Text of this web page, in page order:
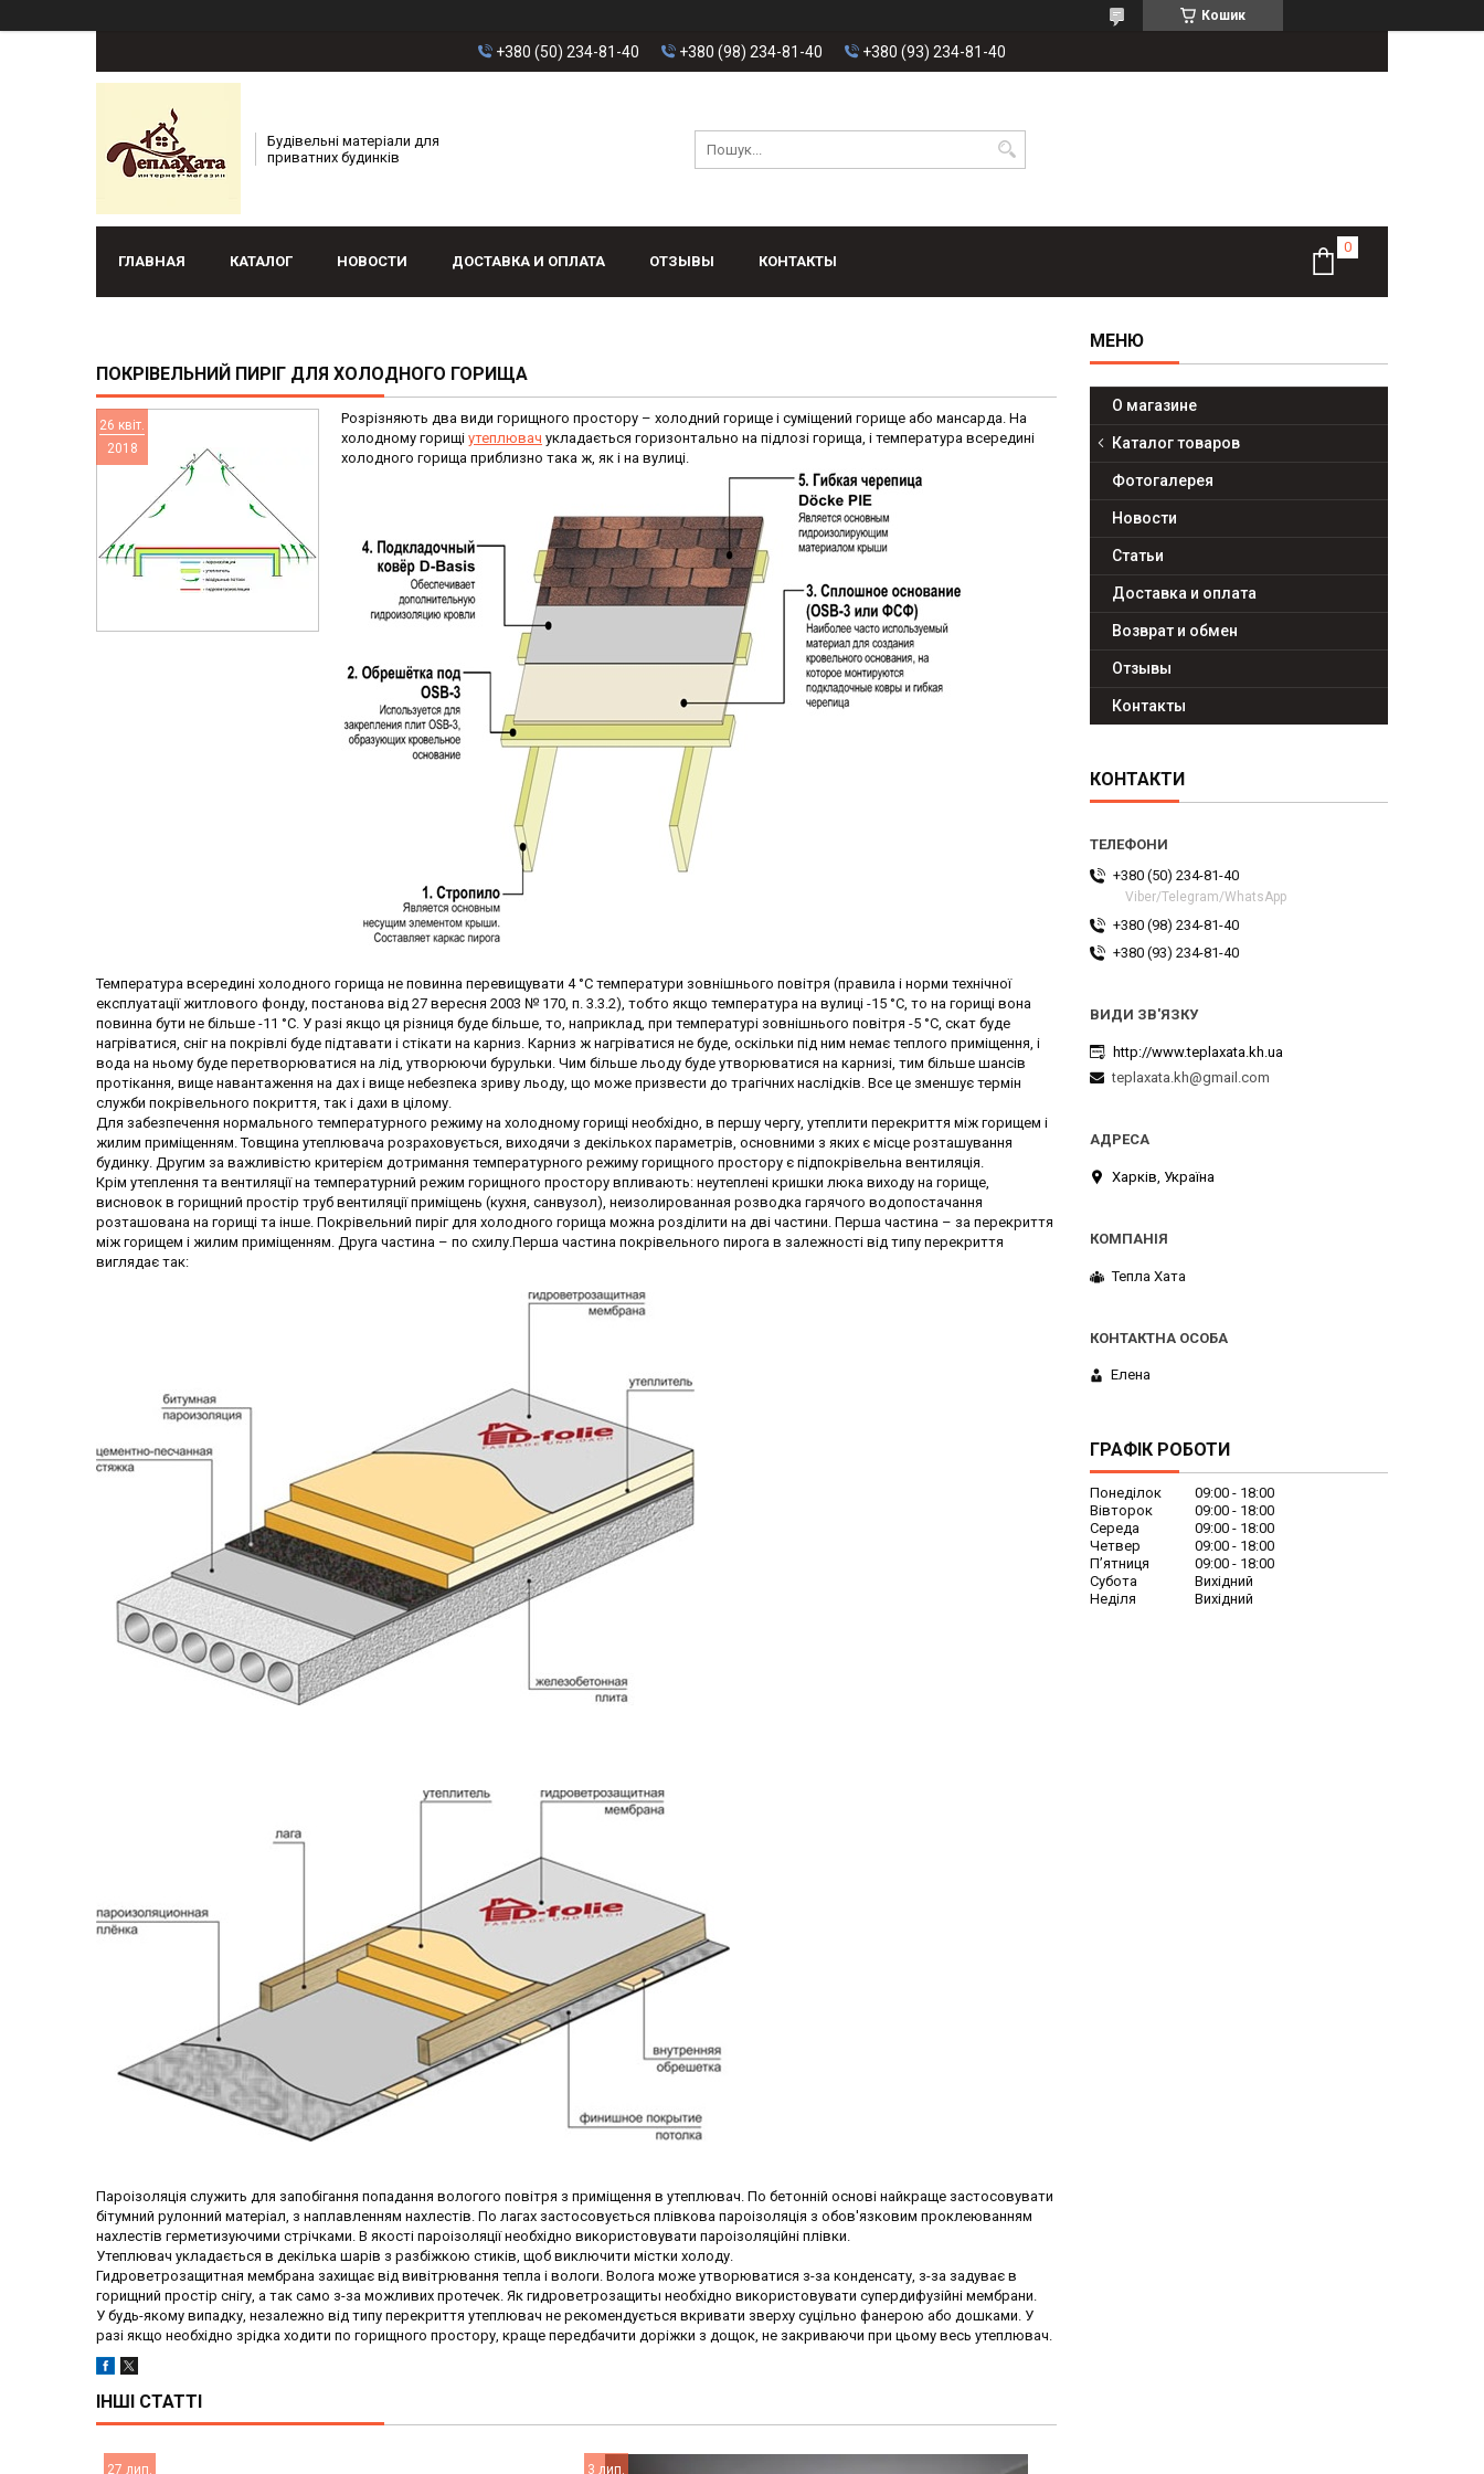
Кошик
+380 (50) 234-81-40 +380 (98) 234-81-40 +380 (93) 234-81-40
Будівельні матеріали для
приватних будинків
ГЛАВНАЯ КАТАЛОГ НОВОСТИ ДОСТАВКА И ОПЛАТА ОТЗЫВЫ КОНТАКТЫ
ПОКРІВЕЛЬНИЙ ПИРІГ ДЛЯ ХОЛОДНОГО ГОРИЩА
26 квіт.
2018
Розрізняють два види горищного простору – холодний горище і суміщений горище або мансарда. На
холодному горищі утеплювач укладається горизонтально на підлозі горища, і температура всередині
холодного горища приблизно така ж, як і на вулиці.
Температура всередині холодного горища не повинна перевищувати 4 °С температури зовнішнього повітря (правила і норми технічної
експлуатації житлового фонду, постанова від 27 вересня 2003 № 170, п. 3.3.2), тобто якщо температура на вулиці -15 °С, то на горищі вона
повинна бути не більше -11 °С. У разі якщо ця різниця буде більше, то, наприклад, при температурі зовнішнього повітря -5 °С, скат буде
нагріватися, сніг на покрівлі буде підтавати і стікати на карниз. Карниз ж нагріватися не буде, оскільки під ним немає теплого приміщення, і
вода на ньому буде перетворюватися на лід, утворюючи бурульки. Чим більше льоду буде утворюватися на карнизі, тим більше шансів
протікання, вище навантаження на дах і вище небезпека зриву льоду, що може призвести до трагічних наслідків. Все це зменшує термін
служби покрівельного покриття, так і дахи в цілому.
Для забезпечення нормального температурного режиму на холодному горищі необхідно, в першу чергу, утеплити перекриття між горищем і
жилим приміщенням. Товщина утеплювача розраховується, виходячи з декількох параметрів, основними з яких є місце розташування
будинку. Другим за важливістю критерієм дотримання температурного режиму горищного простору є підпокрівельна вентиляція.
Крім утеплення та вентиляції на температурний режим горищного простору впливають: неутеплені кришки люка виходу на горище,
висновок в горищний простір труб вентиляції приміщень (кухня, санвузол), неизолированная розводка гарячого водопостачання
розташована на горищі та інше. Покрівельний пиріг для холодного горища можна розділити на дві частини. Перша частина – за перекриття
між горищем і жилим приміщенням. Друга частина – по схилу.Перша частина покрівельного пирога в залежності від типу перекриття
виглядає так:
Пароізоляція служить для запобігання попадання вологого повітря з приміщення в утеплювач. По бетонній основі найкраще застосовувати
бітумний рулонний матеріал, з наплавленням нахлестів. По лагах застосовується плівкова пароізоляція з обов'язковим проклеюванням
нахлестів герметизуючими стрічками. В якості пароізоляції необхідно використовувати пароізоляційні плівки.
Утеплювач укладається в декілька шарів з разбіжкою стиків, щоб виключити містки холоду.
Гидроветрозащитная мембрана захищає від вивітрювання тепла і вологи. Волога може утворюватися з-за конденсату, з-за задуває в
горищний простір снігу, а так само з-за можливих протечек. Як гидроветрозащиты необхідно використовувати супердифузійні мембрани.
У будь-якому випадку, незалежно від типу перекриття утеплювач не рекомендується вкривати зверху суцільно фанерою або дошками. У
разі якщо необхідно зрідка ходити по горищного простору, краще передбачити доріжки з дощок, не закриваючи при цьому весь утеплювач.
ІНШІ СТАТТІ
27 лип. 3 лип.
О магазине
Каталог товаров
Фотогалерея
Новости
Статьи
Доставка и оплата
Возврат и обмен
Отзывы
Контакты
КОНТАКТИ
+380 (50) 234-81-40
Viber/Telegram/WhatsApp
+380 (98) 234-81-40
+380 (93) 234-81-40
http://www.teplaxata.kh.ua
teplaxata.kh@gmail.com
Харків, Україна
Тепла Хата
Елена
ГРАФІК РОБОТИ
Понеділок 09:00
18:00
Вівторок
09:00
18:00
Середа
09:00
18:00
Четвер
09:00
18:00
Пʼятниця
09:00
18:00
Субота
Вихідний
Неділя
Вихідний